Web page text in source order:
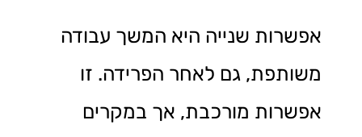
אפשרות שנייה היא המשך עבודה
משותפת, גם לאחר הפרידה. זו
אפשרות מורכבת, אך במקרים